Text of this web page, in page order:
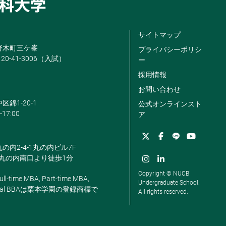
木町三ケ峯
41-3006（入試）
錦1-20-1
17:00
内2-4-1丸の内ビル7F
の内南口より徒歩1分
time MBA, Part-time MBA,
BBAは栗本学園の登録商標で
サイトマップ
プライバシーポリシ
ー
採用情報
お問い合わせ
公式オンラインスト
ア
Copyright © NUCB
Undergraduate School.
All rights reserved.